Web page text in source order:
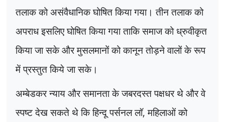
तलाक को असंवैधानिक घोषित किया गया। तीन तलाक को
अपराध इसलिए घोषित किया गया ताकि समाज को ध्रुवीकृत
किया जा सके और मुसलमानों को कानून तोड़ने वालों के रूप
में प्रस्तुत किये जा सके।
अम्बेडकर न्याय और समानता के जबरदस्त पक्षधर थे और वे
स्पष्ट देख सकते थे कि हिन्दू पर्सनल लॉ,महिलाओं को